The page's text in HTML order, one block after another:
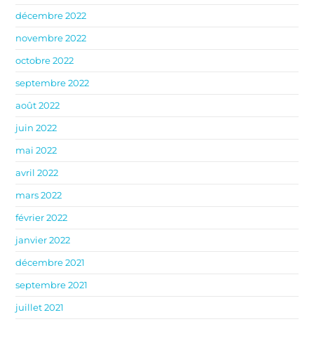
décembre 2022
novembre 2022
octobre 2022
septembre 2022
août 2022
juin 2022
mai 2022
avril 2022
mars 2022
février 2022
janvier 2022
décembre 2021
septembre 2021
juillet 2021